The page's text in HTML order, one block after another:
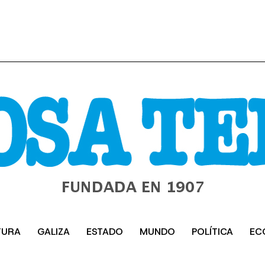
GALIZA ESTADO MUNDO POLÍTICA